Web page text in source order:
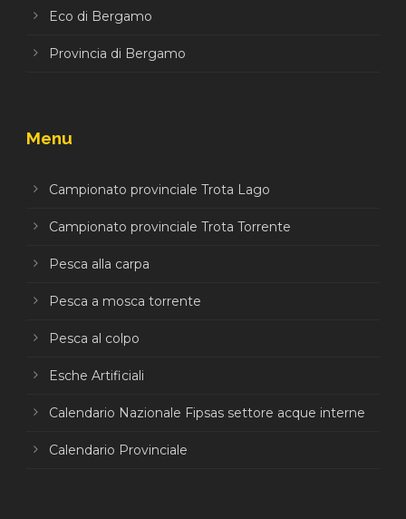
Eco di Bergamo
Provincia di Bergamo
Menu
Campionato provinciale Trota Lago
Campionato provinciale Trota Torrente
Pesca alla carpa
Pesca a mosca torrente
Pesca al colpo
Esche Artificiali
Calendario Nazionale Fipsas settore acque interne
Calendario Provinciale